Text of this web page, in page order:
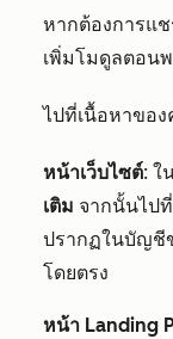
หากต้องการแ
เพิ่มโมดูลตอน
ไปที่เนื้อหาขอ
หน้าเว็บไซต์: ใ
เติม จากนั้นไปที่
ปรากฏในบัญชี
โดยตรง
หน้า Landing